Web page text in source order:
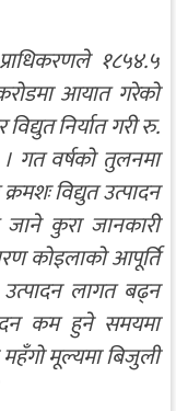
१८५४.५
आयात गरेको
निर्यात गरी रु.
गत वर्षको तुलनमा
विद्युत उत्पादन
जाने कुरा जानकारी
कोइलाको आपूर्ति
लागत बढ्न
कम हुने समयमा
मूल्यमा बिजुली